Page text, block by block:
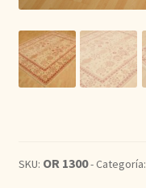
Kilim
Redondas
Seda
SKU: OR 1300- Categoría: